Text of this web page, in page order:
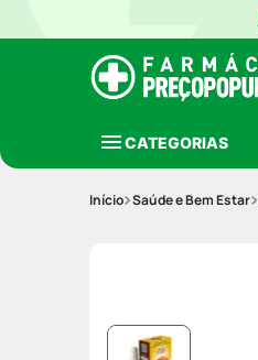
CATEGORIAS
Saúde e Bem Estar